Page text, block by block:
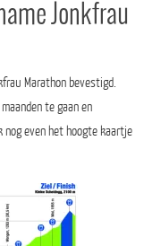
Jonkfrau
Marathon bevestigd.
te gaan en
nog even het hoogte kaartje